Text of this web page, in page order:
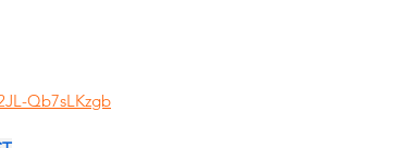
Qb7sLKzgb